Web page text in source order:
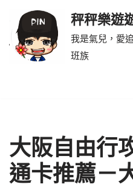
Skip
to
秤秤樂遊
我是氣兒，愛
班族
大阪自由行
通卡推薦－